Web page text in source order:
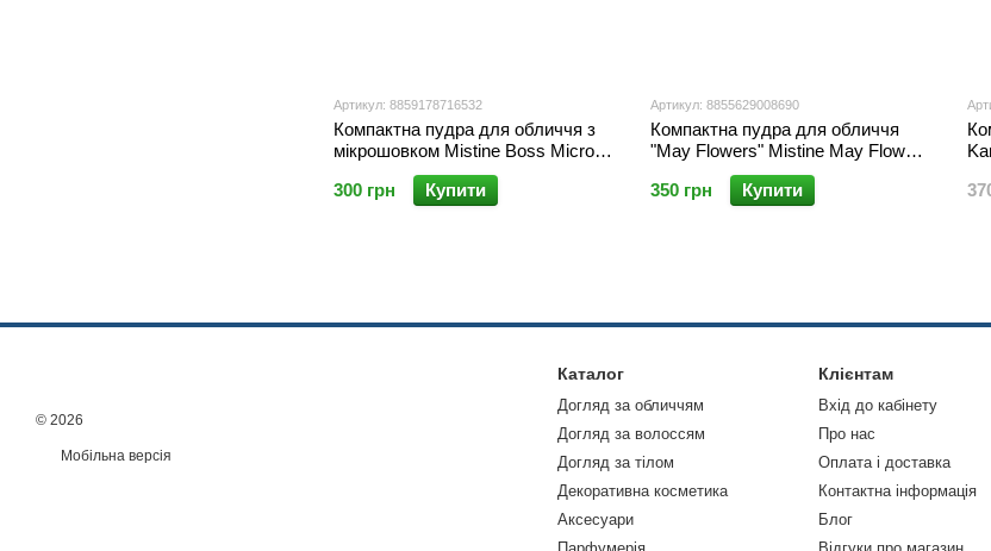
Артикул: 8859178716532
Компактна пудра для обличчя з
мікрошовком Mistine Boss Micro
Silk Super Powder SPF 25 PA++ 10
гр
300 грн Купити
Артикул: 8855629008690
Компактна пудра для обличчя
"May Flowers" Mistine May Flowers
Triple Cover Powder SPF 25 PA++
10 гр.
350 грн Купити
© 2026
Мобільна версія
Каталог
Догляд за обличчям
Догляд за волоссям
Догляд за тілом
Декоративна косметика
Аксесуари
Клієнтам
Вхід до кабінету
Про нас
Оплата і доставка
Контактна інформація
Блог